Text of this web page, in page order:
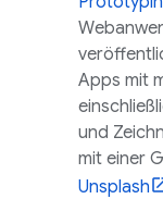
Apps mit
und
mit einer
Unsplash